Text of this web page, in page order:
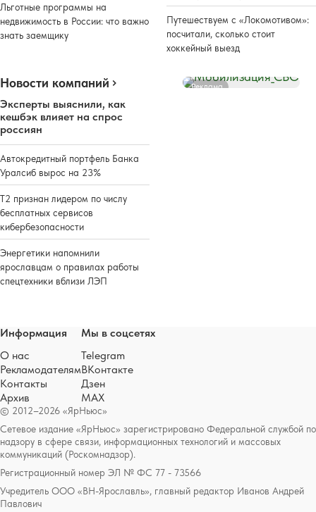
Льготные программы на
недвижимость в России: что важно
знать заемщику
Путешествуем с «Локомотивом»:
посчитали, сколько стоит
хоккейный выезд
Новости компаний
Эксперты выяснили, как
кешбэк влияет на спрос
россиян
Автокредитный портфель Банка
Уралсиб вырос на 23%
Т2 признан лидером по числу
бесплатных сервисов
кибербезопасности
Энергетики напомнили
ярославцам о правилах работы
спецтехники вблизи ЛЭП
Реклама
© 2012–2026 «ЯрНьюс»
Сетевое издание «ЯрНьюс» зарегистрировано Федеральной службой по
надзору в сфере связи, информационных технологий и массовых
коммуникаций (Роскомнадзор).
Регистрационный номер ЭЛ № ФС 77 - 73566
Учредитель ООО «ВН-Ярославль», главный редактор Иванов Андрей
Павлович
Информация
О нас
Рекламодателям
Контакты
Архив
Мы в соцсетях
Telegram
ВКонтакте
Дзен
MAX